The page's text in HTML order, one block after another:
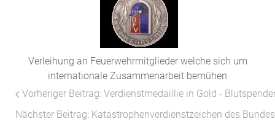
Verleihung an Feuerwehrmitglieder welche sich um
internationale Zusammenarbeit bemühen
Vorheriger Beitrag: Verdienstmedaillie in Gold -
Nächster Beitrag: Katastrophenverdienstzeichen des